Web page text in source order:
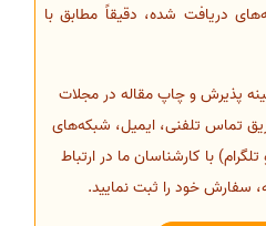
دریافت شده، دقیقاً مطابق با
پذیرش و چاپ مقاله در مجلات
تماس تلفنی، ایمیل، شبکه‌های
با کارشناسان ما در ارتباط
سفارش خود را ثبت نمایید.